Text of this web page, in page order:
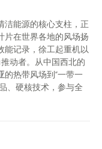
洁能源的核心支柱，正
片在世界各地的风场扬
记录，徐工起重机以
动者。从中国西北的
的热带风场到“一带一
、硬核技术，参与全